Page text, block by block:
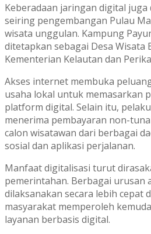
Keberadaan jaringan digital
seiring pengembangan Pulau
wisata unggulan. Kampung
ditetapkan sebagai Desa Wisata
Kementerian Kelautan dan
Akses internet membuka
usaha lokal untuk memasarkan
platform digital. Selain itu,
menerima pembayaran non-
calon wisatawan dari berbagai
sosial dan aplikasi perjalanan.
Manfaat digitalisasi turut
pemerintahan. Berbagai urusan
dilaksanakan secara lebih cepat
masyarakat memperoleh
layanan berbasis digital.